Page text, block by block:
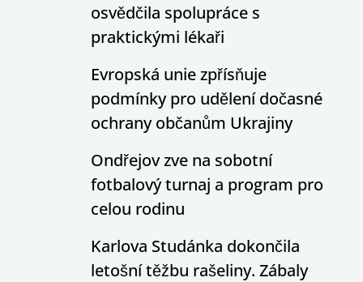
osvědčila spolupráce s
praktickými lékaři
Evropská unie zpřísňuje
podmínky pro udělení dočasné
ochrany občanům Ukrajiny
Ondřejov zve na sobotní
fotbalový turnaj a program pro
celou rodinu
Karlova Studánka dokončila
letošní těžbu rašeliny. Zábaly